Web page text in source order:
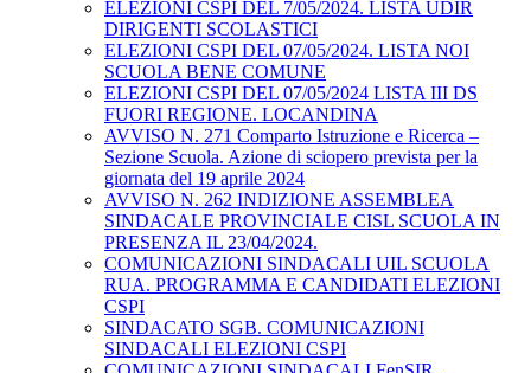
ELEZIONI CSPI DEL 7/05/2024. LISTA UDIR
DIRIGENTI SCOLASTICI
ELEZIONI CSPI DEL 07/05/2024. LISTA NOI
SCUOLA BENE COMUNE
ELEZIONI CSPI DEL 07/05/2024 LISTA III DS
FUORI REGIONE. LOCANDINA
AVVISO N. 271 Comparto Istruzione e Ricerca –
Sezione Scuola. Azione di sciopero prevista per la
giornata del 19 aprile 2024
AVVISO N. 262 INDIZIONE ASSEMBLEA
SINDACALE PROVINCIALE CISL SCUOLA IN
PRESENZA IL 23/04/2024.
COMUNICAZIONI SINDACALI UIL SCUOLA
RUA. PROGRAMMA E CANDIDATI ELEZIONI
CSPI
SINDACATO SGB. COMUNICAZIONI
SINDACALI ELEZIONI CSPI